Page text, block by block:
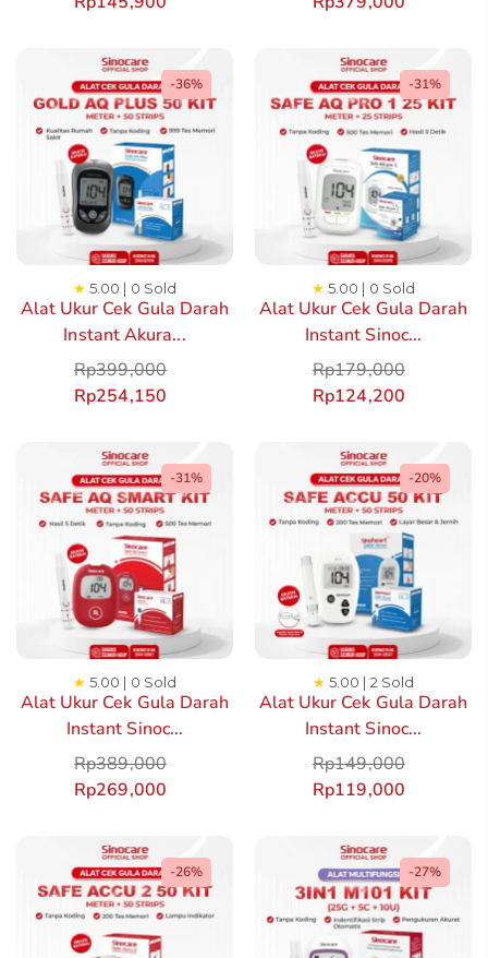
-36%
Alat Ukur Cek Gula Darah
Instant Akura...
★5.00 | 0 Sold
Rp399,000
Rp254,150
-31%
Alat Ukur Cek Gula Darah
Instant Sinoc...
★5.00 | 0 Sold
Rp179,000
Rp124,200
-31%
Alat Ukur Cek Gula Darah
Instant Sinoc...
★5.00 | 0 Sold
Rp389,000
Rp269,000
-20%
Alat Ukur Cek Gula Darah
Instant Sinoc...
★5.00 | 2 Sold
Rp149,000
Rp119,000
-26% -27%